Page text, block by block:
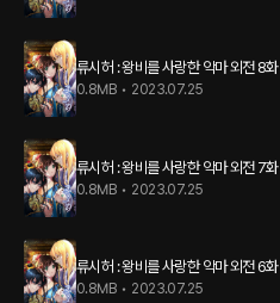
류시허 : 왕비를 사랑한 악마 외전 8화
0.8MB • 2023.07.25
류시허 : 왕비를 사랑한 악마 외전 7화
0.8MB • 2023.07.25
류시허 : 왕비를 사랑한 악마 외전 6화
0.8MB • 2023.07.25